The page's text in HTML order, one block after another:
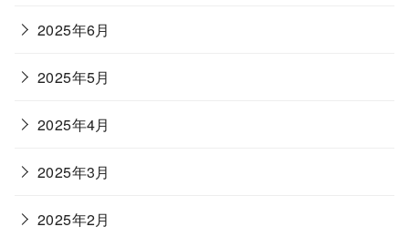
2025年6月
2025年5月
2025年4月
2025年3月
2025年2月